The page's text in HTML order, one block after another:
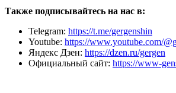
Также подписывайтесь на нас в:
Telegram: https://t.me/gergenshin
Youtube: https://www.youtube.com/
Яндекс Дзен: https://dzen.ru/gergen
Официальный сайт: https://www-